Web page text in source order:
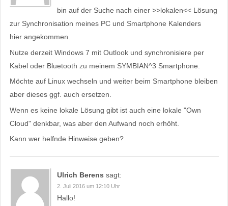
bin auf der Suche nach einer >>lokalen<< Lösung
zur Synchronisation meines PC und Smartphone Kalenders
hier angekommen.
Nutze derzeit Windows 7 mit Outlook und synchronisiere per
Kabel oder Bluetooth zu meinem SYMBIAN^3 Smartphone.
Möchte auf Linux wechseln und weiter beim Smartphone bleiben
aber dieses ggf. auch ersetzen.
Wenn es keine lokale Lösung gibt ist auch eine lokale "Own
Cloud" denkbar, was aber den Aufwand noch erhöht.
Kann wer helfnde Hinweise geben?
Ulrich Berens sagt:
2. Juli 2016 um 12:10 Uhr
Hallo!